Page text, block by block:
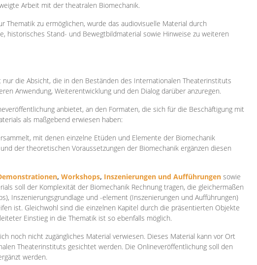
Arbeit mit der theatralen Biomechanik.
zu ermöglichen, wurde das audiovisuelle Material durch
historisches Stand- und Bewegtbildmaterial sowie Hinweise zu weiteren
die Absicht, die in den Beständen des Internationalen Theaterinstituts
Anwendung, Weiterentwicklung und den Dialog darüber anzuregen.
anbietet, an den Formaten, die sich für die Beschäftigung mit
als maßgebend erwiesen haben:
mit denen einzelne Etüden und Elemente der Biomechanik
der theoretischen Voraussetzungen der Biomechanik ergänzen diesen
, Workshops, Inszenierungen und Aufführungen sowie
soll der Komplexität der Biomechanik Rechnung tragen, die gleichermaßen
Inszenierungsgrundlage und -element (Inszenierungen und Aufführungen)
ist. Gleichwohl sind die einzelnen Kapitel durch die präsentierten Objekte
Einstieg in die Thematik ist so ebenfalls möglich.
noch nicht zugängliches Material verwiesen. Dieses Material kann vor Ort
Theaterinstituts gesichtet werden. Die Onlineveröffentlichung soll den
werden.